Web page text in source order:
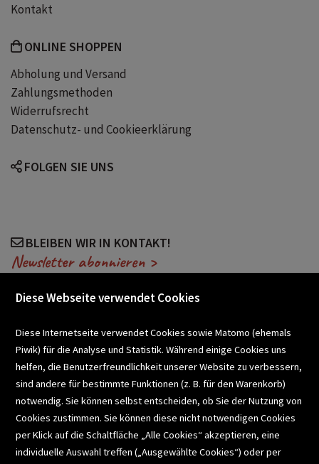
Kontakt
ONLINE SHOPPEN
Abholung und Versand
Zahlungsmethoden
Widerrufsrecht
Datenschutz- und Cookieerklärung
FOLGEN SIE UNS
BLEIBEN WIR IN KONTAKT!
Newsletter abonnieren >
SCHULBUCHSERVICE
BUCHEMPFEHLUNGEN
Diese Webseite verwendet Cookies
Diese Internetseite verwendet Cookies sowie Matomo (ehemals
Piwik) für die Analyse und Statistik. Während einige Cookies uns
helfen, die Benutzerfreundlichkeit unserer Website zu verbessern,
sind andere für bestimmte Funktionen (z. B. für den Warenkorb)
notwendig. Sie können selbst entscheiden, ob Sie der Nutzung von
Cookies zustimmen. Sie können diese nicht notwendigen Cookies
per Klick auf die Schaltfläche „Alle Cookies“ akzeptieren, eine
individuelle Auswahl treffen („Ausgewählte Cookies“) oder per